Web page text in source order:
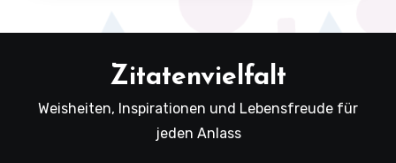
Zitatenvielfalt
Weisheiten, Inspirationen und Lebensfreude für
jeden Anlass